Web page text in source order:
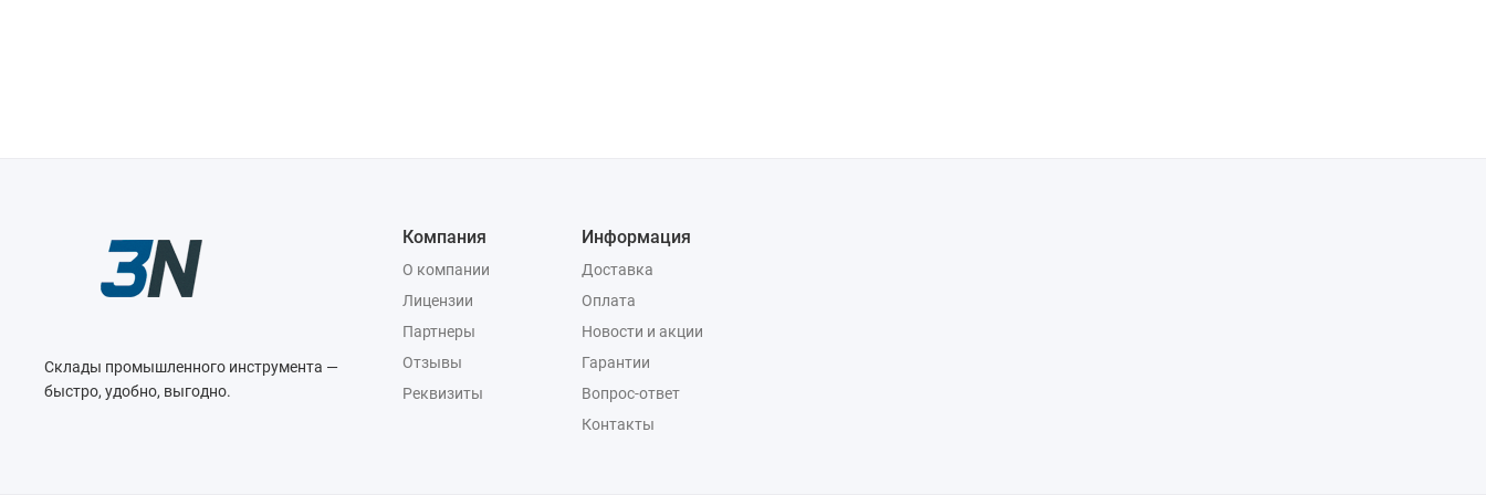
Склады промышленного инструмента —
быстро, удобно, выгодно.
Компания
О компании
Лицензии
Партнеры
Отзывы
Реквизиты
Информация
Доставка
Оплата
Новости и акции
Гарантии
Вопрос-ответ
Контакты